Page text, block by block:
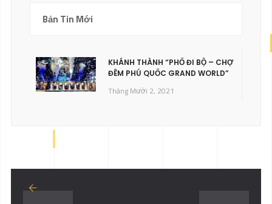
Bản Tin Mới
KHÁNH THÀNH “PHỐ ĐI BỘ – CHỢ
ĐÊM PHÚ QUỐC GRAND WORLD”
Tháng Mười 2, 2021